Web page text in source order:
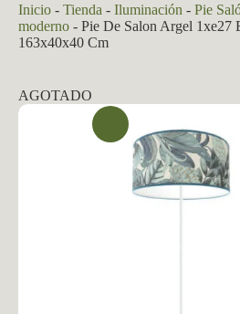
Inicio - Tienda - Iluminación - Pie
moderno - Pie De Salon Argel 1xe27
163x40x40 Cm
AGOTADO